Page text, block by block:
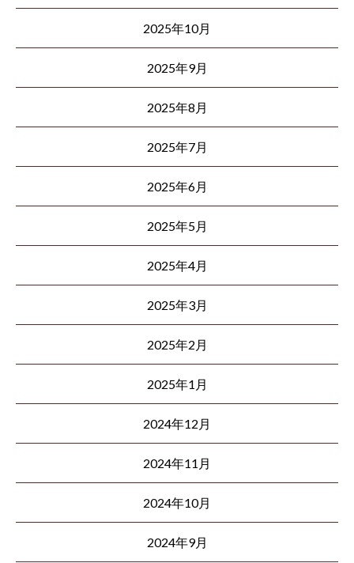
2025年10月
2025年9月
2025年8月
2025年7月
2025年6月
2025年5月
2025年4月
2025年3月
2025年2月
2025年1月
2024年12月
2024年11月
2024年10月
2024年9月